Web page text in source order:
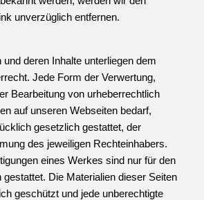
unverzüglich entfernen.
deren Inhalte unterliegen dem
Jede Form der Verwertung,
Bearbeitung von urheberrechtlich
auf unseren Webseiten bedarf,
gesetzlich gestattet, der
des jeweiligen Rechteinhabers.
eines Werkes sind nur für den
gestattet. Die Materialien dieser Seiten
geschützt und jede unberechtigte